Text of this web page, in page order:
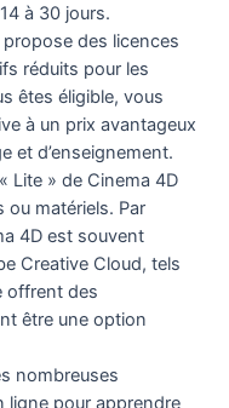
à 30 jours.
des licences
réduits pour les
êtes éligible, vous
à un prix avantageux
et d’enseignement.
Lite » de Cinema 4D
ou matériels. Par
4D est souvent
Creative Cloud, tels
offrent des
être une option
nombreuses
ligne pour apprendre